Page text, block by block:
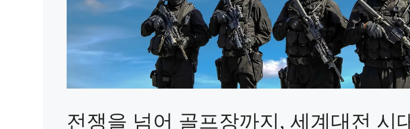
전쟁을 넘어 골프장까지, 세계대전 시